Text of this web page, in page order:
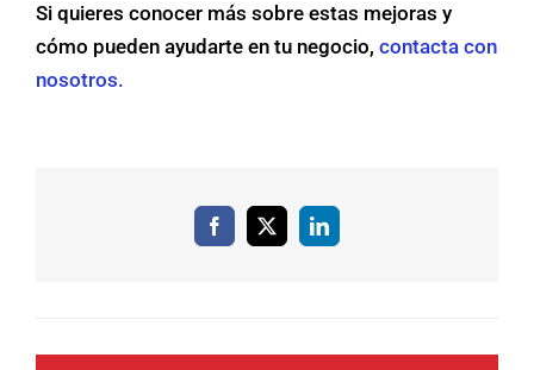
Si quieres conocer más sobre estas mejoras y
cómo pueden ayudarte en tu negocio, contacta con
nosotros.
Facebook
X LinkedIn